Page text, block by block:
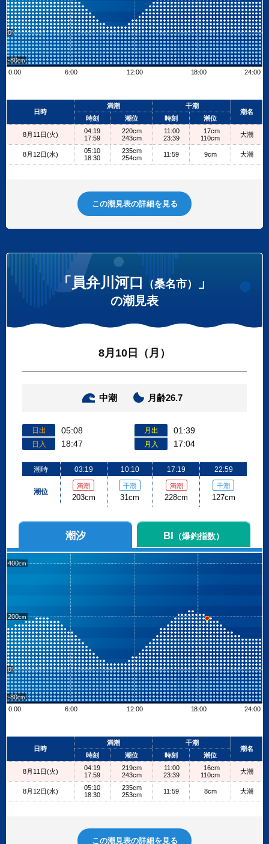
0
-80
0:00
6:00 12:00 18:00 24:00
+
日時
満潮
干潮
潮名
時刻
潮位 時刻 潮位
8月11日(火)
04:19
17:59
220cm
243cm
11:00
23:39
17cm
110cm
大潮
8月12日(水)
05:10
18:30
235cm
254cm
11:59 9cm 大潮
この潮見表の詳細を見る
「員弁川河口 （桑名市） 」
の潮見表
8月10日（月）
中潮 月齢26.7
日出 05:08
日入 18:47
月出 01:39
月入 17:04
潮時
潮位
03:19
満潮
203cm
10:10
干潮
31cm
17:19
満潮
228cm
22:59
干潮
127cm
潮汐 BI （爆釣指数）
400
200
0
-80
0:00
6:00 12:00 18:00 24:00
+
日時
満潮
干潮
潮名
時刻
潮位 時刻 潮位
8月11日(火)
04:19
17:59
219cm
243cm
11:00
23:39
16cm
110cm
大潮
8月12日(水)
05:10
18:30
235cm
253cm
11:59 8cm 大潮
この潮見表の詳細を見る